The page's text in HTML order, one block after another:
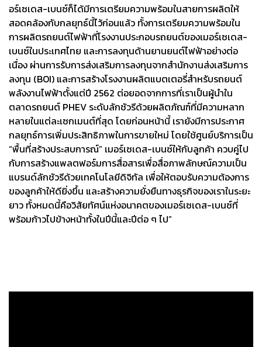
อร์เซเดส-เบนซ์ก็ได้มีการเตรียมความพร้อมในสายการผลิตให้
สอดคล้องกับกลยุทธ์นี้ไว้ก่อนแล้ว ทั้งการเตรียมความพร้อมใน
การผลิตรถยนต์ไฟฟ้าที่โรงงานประกอบรถยนต์ของเมอร์เซเดส-
เบนซ์ในประเทศไทย และการลงทุนด้านยานยนต์ไฟฟ้าอย่างต่อ
เนื่อง ผ่านการรับการส่งเสริมการลงทุนจากสำนักงานส่งเสริมการ
ลงทุน (BOI) และการสร้างโรงงานผลิตแบตเตอรี่สำหรับรถยนต์
พลังงานไฟฟ้าตั้งแต่ปี 2562 ต่อยอดจากการที่เราเป็นผู้นำใน
ตลาดรถยนต์ PHEV ระดับลักชัวรีด้วยผลิตภัณฑ์ที่มีความหลาก
หลายในแต่ละเซกเมนต์ที่สุด โดยก่อนหน้านี้ เรายังมีการประกาศ
กลยุทธ์การเพิ่มประสิทธิภาพในการขายใหม่ โดยใช้ศูนย์บริการเป็น
“พื้นที่สร้างประสบการณ์” เมอร์เซเดส-เบนซ์ให้กับลูกค้า ควบคู่ไป
กับการสร้างแพลตฟอร์มการสื่อสารเพื่อสื่อภาพลักษณ์ความเป็น
แบรนด์ลักชัวรีด้วยเทคโนโลยีดิจิทัล เพื่อให้ตอบรับความต้องการ
ของลูกค้าให้ดียิ่งขึ้น และสร้างความยั่งยืนทางธุรกิจของเราในระยะ
ยาว ทั้งหมดนี้คือวิสัยทัศน์แห่งอนาคตของเมอร์เซเดส-เบนซ์ที่
พร้อมก้าวไปข้างหน้าทั้งในปีนี้และปีต่อ ๆ ไป”